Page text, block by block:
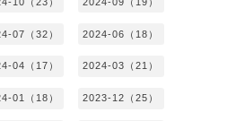
07（32） 2024-06（18）
04（17） 2024-03（21）
01（18） 2023-12（25）